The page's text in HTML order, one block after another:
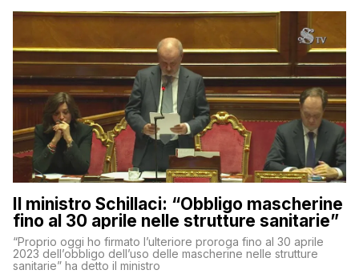
Il ministro Schillaci: “Obbligo mascherine
fino al 30 aprile nelle strutture sanitarie”
“Proprio oggi ho firmato l’ulteriore proroga fino al 30 aprile
2023 dell’obbligo dell’uso delle mascherine nelle strutture
sanitarie” ha detto il ministro